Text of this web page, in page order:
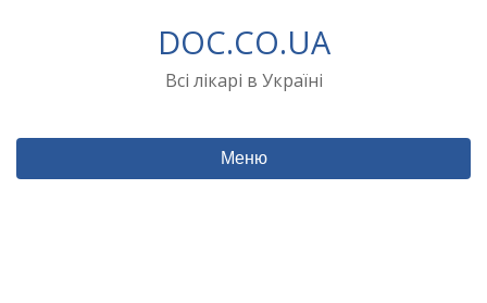
DOC.CO.UA
Всі лікарі в Україні
Меню